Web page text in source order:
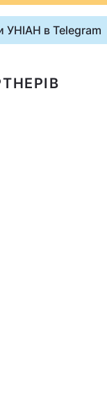
УНІАН в Telegram